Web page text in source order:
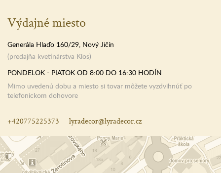
Výdajné miesto
Generála Hlaďo 160/29, Nový Jičín
(predajňa kvetinárstva Klos)
PONDELOK - PIATOK OD 8:00 DO 16:30 HODÍN
Mimo uvedenú dobu a miesto si tovar môžete vyzdvihnúť po
telefonickom dohovore
+420775225373 lyradecor@lyradecor.cz